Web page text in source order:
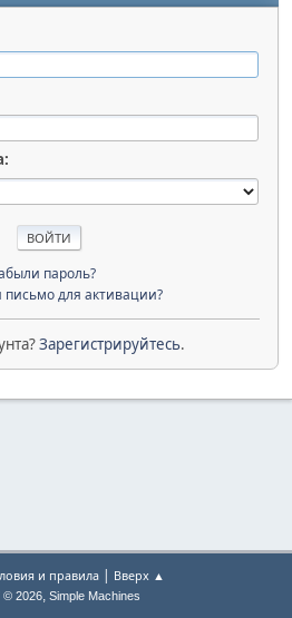
пароль?
письмо для активации?
Зарегистрируйтесь.
и правила | Вверх ▲
© 2026, Simple Machines